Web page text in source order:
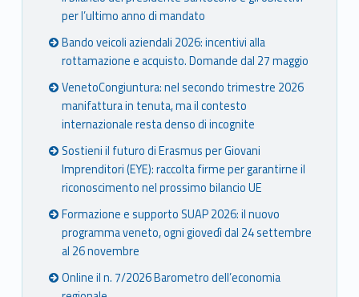
per l’ultimo anno di mandato
Bando veicoli aziendali 2026: incentivi alla
rottamazione e acquisto. Domande dal 27 maggio
VenetoCongiuntura: nel secondo trimestre 2026
manifattura in tenuta, ma il contesto
internazionale resta denso di incognite
Sostieni il futuro di Erasmus per Giovani
Imprenditori (EYE): raccolta firme per garantirne il
riconoscimento nel prossimo bilancio UE
Formazione e supporto SUAP 2026: il nuovo
programma veneto, ogni giovedì dal 24 settembre
al 26 novembre
Online il n. 7/2026 Barometro dell’economia